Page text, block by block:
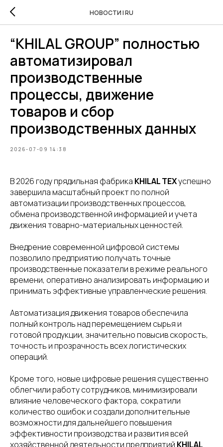
НОВОСТИ | RU
“KHILAL GROUP” полностью
автоматизировал
производственные
процессы, движение
товаров и сбор
производственных данных
2026-07-09 14:38
В 2026 году прядильная фабрика KHILAL TEXуспешно
завершила масштабный проект по полной
автоматизации производственных процессов,
обмена производственной информацией и учета
движения товарно-материальных ценностей.
Внедрение современной цифровой системы
позволило предприятию получать точные
производственные показатели в режиме реального
времени, оперативно анализировать информацию и
принимать эффективные управленческие решения.
Автоматизация движения товаров обеспечила
полный контроль над перемещением сырья и
готовой продукции, значительно повысив скорость,
точность и прозрачность всех логистических
операций.
Кроме того, новые цифровые решения существенно
облегчили работу сотрудников, минимизировали
влияние человеческого фактора, сократили
количество ошибок и создали дополнительные
возможности для дальнейшего повышения
эффективности производства и развития всей
хозяйственной деятельности предприятий KHILAL